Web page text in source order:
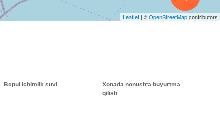
Leaflet | ©OpenStreetMapcontributors
Bepul ichimlik suvi
Xonada nonushta buyurtma
qilish